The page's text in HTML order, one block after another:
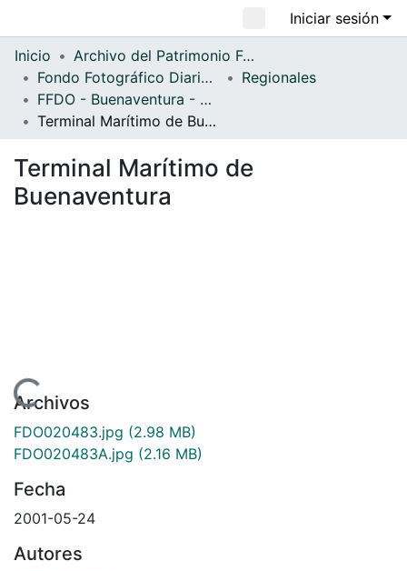
Todo DSpace
Estadísticas
Iniciar sesión
Inicio
Archivo del Patrimonio Fotográfico y Fílmico del Valle del Cauca
Fondo Fotográfico Diario Occidente
Regionales
FFDO - Buenaventura - Patrimonial
Terminal Marítimo de Buenaventura
Terminal Marítimo de
Buenaventura
Archivos
FDO020483.jpg (2.98 MB)
FDO020483A.jpg (2.16 MB)
Fecha
2001-05-24
Autores